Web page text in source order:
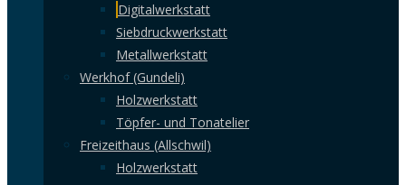
Digitalwerkstatt
Siebdruckwerkstatt
Metallwerkstatt
Werkhof (Gundeli)
Holzwerkstatt
Töpfer- und Tonatelier
Freizeithaus (Allschwil)
Holzwerkstatt